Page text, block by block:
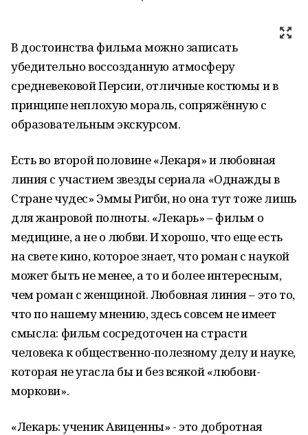
В достоинства фильма можно записать
убедительно воссозданную атмосферу
средневековой Персии, отличные костюмы и в
принципе неплохую мораль, сопряжённую с
образовательным экскурсом.
Есть во второй половине «Лекаря» и любовная
линия с участием звезды сериала «Однажды в
Стране чудес» Эммы Ригби, но она тут тоже лишь
для жанровой полноты. «Лекарь» – фильм о
медицине, а не о любви. И хорошо, что еще есть
на свете кино, которое знает, что роман с наукой
может быть не менее, а то и более интересным,
чем роман с женщиной. Любовная линия – это то,
что по нашему мнению, здесь совсем не имеет
смысла: фильм сосредоточен на страсти
человека к общественно-полезному делу и науке,
которая не угасла бы и без всякой «любови-
моркови».
«Лекарь: ученик Авиценны» - это добротная